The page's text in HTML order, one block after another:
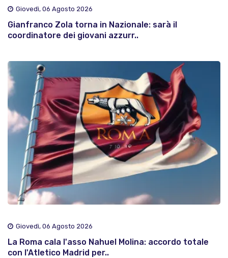
Giovedì, 06 Agosto 2026
Gianfranco Zola torna in Nazionale: sarà il
coordinatore dei giovani azzurr..
Giovedì, 06 Agosto 2026
La Roma cala l'asso Nahuel Molina: accordo totale
con l'Atletico Madrid per..